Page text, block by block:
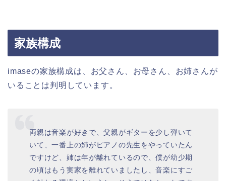
家族構成
imaseの家族構成は、 お父さん、お母さん、お姉さんが
いることは判明しています。
両親は音楽が好きで、父親がギターを少し弾いて
いて、一番上の姉がピアノの先生をやっていたん
ですけど、姉は年が離れているので、僕が幼少期
の頃はもう実家を離れていましたし、音楽にすご